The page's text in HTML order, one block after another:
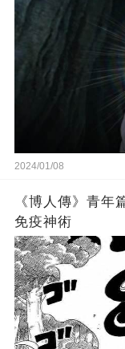
2024/01/08
《博人傳》青年
免疫神術